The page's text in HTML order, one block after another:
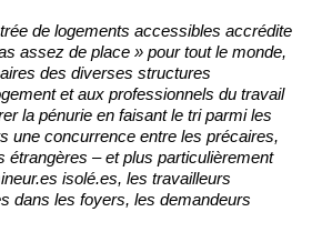
de logements accessibles accrédite
assez de place » pour tout le monde,
des diverses structures
et aux professionnels du travail
la pénurie en faisant le tri parmi les
une concurrence entre les précaires,
étrangères – et plus particulièrement
isolé.es, les travailleurs
dans les foyers, les demandeurs